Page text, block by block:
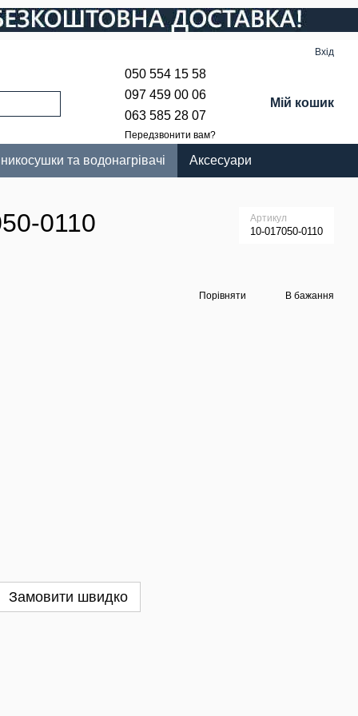
Вхід
050 554 15 58
097 459 00 06
063 585 28 07
Передзвонити вам?
Мій кошик
та водонагрівачі Аксесуари
0110 Артикул
10-017050-0110
Порівняти В бажання
Замовити швидко